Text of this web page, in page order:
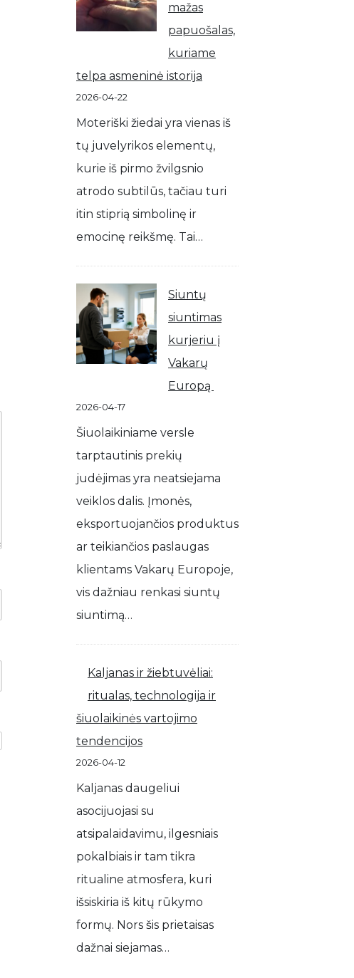
mažas
papuošalas,
kuriame
telpa asmeninė istorija
2026-04-22
Moteriški žiedai yra vienas iš
tų juvelyrikos elementų,
kurie iš pirmo žvilgsnio
atrodo subtilūs, tačiau turi
itin stiprią simbolinę ir
emocinę reikšmę. Tai…
Siuntų
siuntimas
kurjeriu į
Vakarų
Europą
2026-04-17
Šiuolaikiniame versle
tarptautinis prekių
judėjimas yra neatsiejama
veiklos dalis. Įmonės,
eksportuojančios produktus
ar teikiančios paslaugas
klientams Vakarų Europoje,
vis dažniau renkasi siuntų
siuntimą…
Kaljanas ir žiebtuvėliai:
ritualas, technologija ir
šiuolaikinės vartojimo
tendencijos
2026-04-12
Kaljanas daugeliui
asocijuojasi su
atsipalaidavimu, ilgesniais
pokalbiais ir tam tikra
ritualine atmosfera, kuri
išsiskiria iš kitų rūkymo
formų. Nors šis prietaisas
dažnai siejamas…